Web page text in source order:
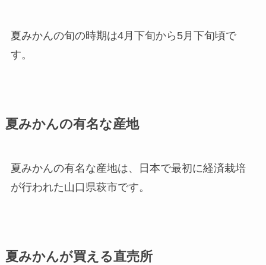
夏みかんの旬の時期は4月下旬から5月下旬頃で
す。
夏みかんの有名な産地
夏みかんの有名な産地は、日本で最初に経済栽培
が行われた山口県萩市です。
夏みかんが買える直売所